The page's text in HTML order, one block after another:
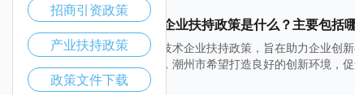
潮州市的高新技术企业扶持政策是什么？主要包括
潮州市积极推出高新技术企业扶持政策，旨在助力企业创
协同。通过这些措施，潮州市希望打造良好的创新环境，
2025-11-05
招商引资政策
产业扶持政策
政策文件下载